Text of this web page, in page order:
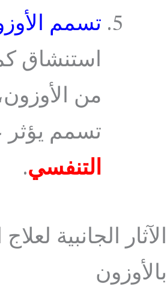
تسمم
استنشاق
من
تسمم يؤثر
التنفسي.
الآثار الجانبية
بالأوزون